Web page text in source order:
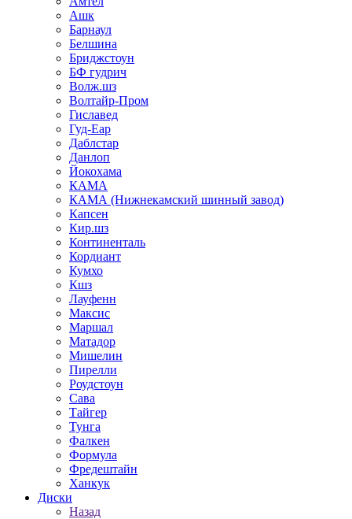
Ашк
Барнаул
Белшина
Бриджстоун
БФ гудрич
Волж.шз
Волтайр-Пром
Гиславед
Гуд-Еар
Даблстар
Данлоп
Йокохама
КАМА
КАМА (Нижнекамский шинный завод)
Капсен
Кир.шз
Континенталь
Кордиант
Кумхо
Кшз
Лауфенн
Максис
Маршал
Матадор
Мишелин
Пирелли
Роудстоун
Сава
Тайгер
Тунга
Фалкен
Формула
Фредештайн
Ханкук
Диски
Назад